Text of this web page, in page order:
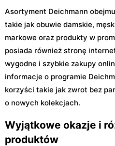
Asortyment Deichmann
takie jak obuwie damskie,
markowe oraz produkty w
posiada również stronę
wygodne i szybkie zakupy
informacje o programie
korzyści takie jak zwrot bez
o nowych kolekcjach.
Wyjątkowe okazje i
produktów